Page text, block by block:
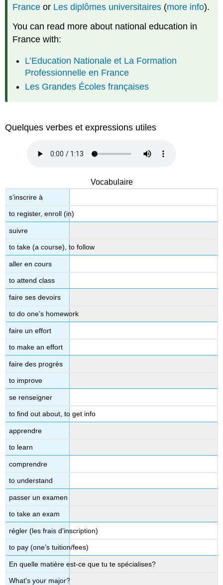
France or Les diplômes universitaires (more info).
You can read more about national education in
France with:
L’Education Nationale et La Formation
Professionnelle en France
Les Grandes Écoles françaises
Quelques verbes et expressions utiles
Vocabulaire
s’inscrire à
to register, enroll (in)
suivre
to take (a course), to follow
aller en cours
to attend class
faire ses devoirs
to do one’s homework
faire un effort
to make an effort
faire des progrès
to improve
se renseigner
to find out about, to get info
apprendre
to learn
comprendre
to understand
passer un examen
to take an exam
régler (les frais d’inscription)
to pay (one’s tuition/fees)
En quelle matière est-ce que tu te spécialises?
What's your major?